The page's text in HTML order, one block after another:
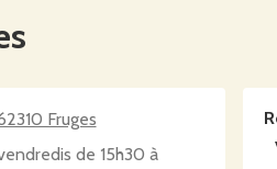
Fruges
de 15h30 à